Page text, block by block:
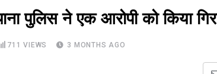
पुलिस ने एक आरोपी को किया
711 VIEWS 3 MONTHS AGO